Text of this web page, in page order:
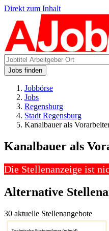
Direkt zum Inhalt
Jobs finden
Jobbörse
Jobs
Regensburg
Stadt Regensburg
Kanalbauer als
Kanalbauer als
Die Stellenanzeige ist
Alternative
30 aktuelle Stellenangebote